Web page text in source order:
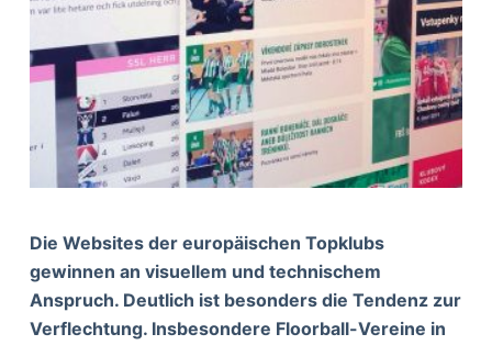
Die Websites der europäischen Topklubs
gewinnen an visuellem und technischem
Anspruch. Deutlich ist besonders die Tendenz zur
Verflechtung. Insbesondere Floorball-Vereine in